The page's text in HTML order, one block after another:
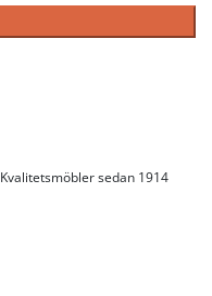
Kvalitetsmöbler sedan 1914